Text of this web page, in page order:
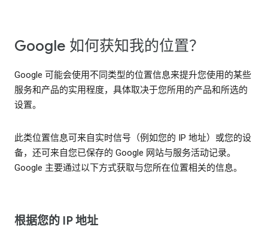
Google 如何获知我的位置？
Google 可能会使用不同类型的位置信息来提升您使用的某些
服务和产品的实用程度，具体取决于您所用的产品和所选的
设置。
此类位置信息可来自实时信号（例如您的 IP 地址）或您的设
备，还可来自您已保存的 Google 网站与服务活动记录。
Google 主要通过以下方式获取与您所在位置相关的信息。
根据您的 IP 地址